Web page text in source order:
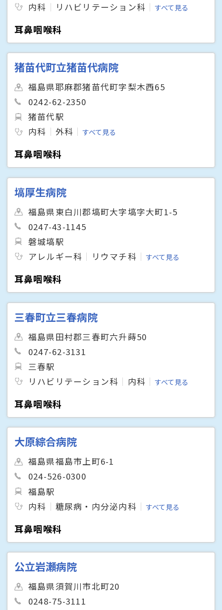
内科
リハビリテーション科 すべて見る
耳鼻咽喉科
猪苗代町立猪苗代病院
福島県耶麻郡猪苗代町字梨木西65
0242-62-2350
猪苗代駅
内科
外科 すべて見る
耳鼻咽喉科
塙厚生病院
福島県東白川郡塙町大字塙字大町1-5
0247-43-1145
磐城塙駅
アレルギー科
リウマチ科 すべて見る
耳鼻咽喉科
三春町立三春病院
福島県田村郡三春町六升蒔50
0247-62-3131
三春駅
リハビリテーション科
内科 すべて見る
耳鼻咽喉科
大原綜合病院
福島県福島市上町6-1
024-526-0300
福島駅
内科
糖尿病・内分泌内科 すべて見る
耳鼻咽喉科
公立岩瀬病院
福島県須賀川市北町20
0248-75-3111